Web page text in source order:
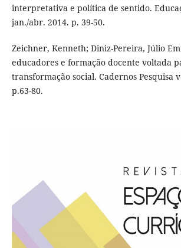
interpretativa e política de sentido.
jan./abr. 2014. p. 39-50.
Zeichner, Kenneth; Diniz-Pereira, Júlio
educadores e formação docente voltada
transformação social. Cadernos Pesquisa
p.63-80.